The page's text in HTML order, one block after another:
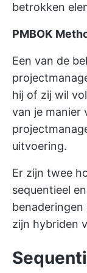
betrokken
PMBOK
Een van de
hij of zij wil
van je manier
uitvoering.
Er zijn twee
sequentieel
zijn hybriden